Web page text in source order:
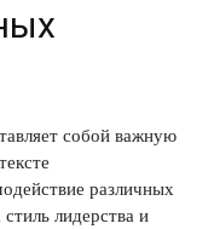
собой важную
различных
лидерства и